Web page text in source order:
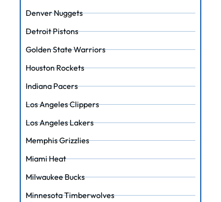
Denver Nuggets
Detroit Pistons
Golden State Warriors
Houston Rockets
Indiana Pacers
Los Angeles Clippers
Los Angeles Lakers
Memphis Grizzlies
Miami Heat
Milwaukee Bucks
Minnesota Timberwolves